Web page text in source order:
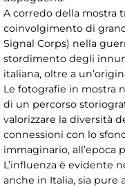
A corredo della mostra
coinvolgimento di
Signal Corps) nella
stordimento degli
italiana, oltre a
Le fotografie in mostra
di un percorso
valorizzare la diversità
connessioni con lo
immaginario, all’epoca
L’influenza è evidente
anche in Italia, sia pure